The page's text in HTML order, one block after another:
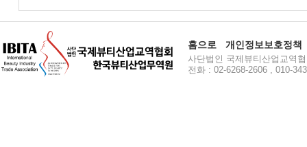
홈으로 개인정보보호정책
사단법인 국제뷰티산업교역
전화 : 02-6268-2606 , 010-